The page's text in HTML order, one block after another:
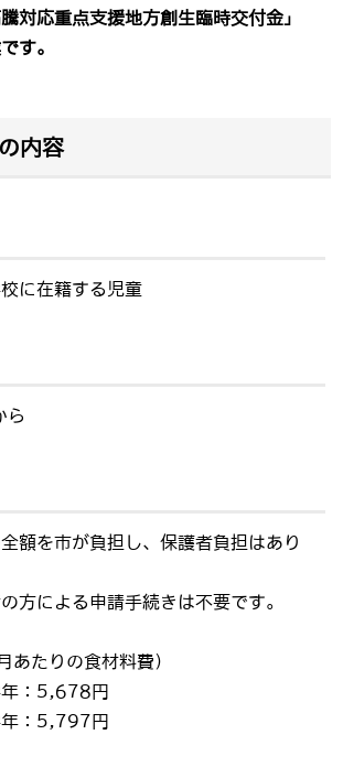
対応重点支援地方創生臨時交付金」
す。
内容
に在籍する児童
ら
額を市が負担し、保護者負担はあり
方による申請手続きは不要です。
たりの食材料費）
：5,678円
：5,797円